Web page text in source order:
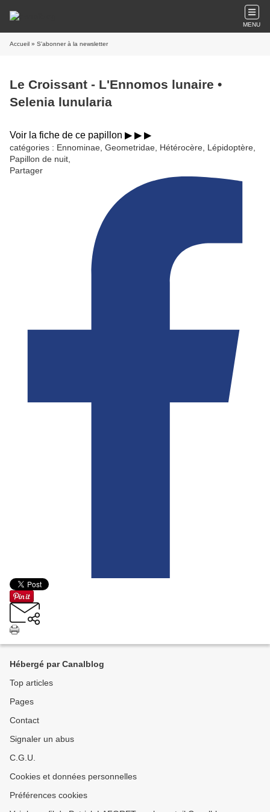
MENU
Accueil » S'abonner à la newsletter
Le Croissant - L'Ennomos lunaire •
Selenia lunularia
Voir la fiche de ce papillon ▶︎ ▶︎ ▶︎
catégories : Ennominae, Geometridae, Hétérocère, Lépidoptère,
Papillon de nuit,
Partager
Hébergé par Canalblog
Top articles
Pages
Contact
Signaler un abus
C.G.U.
Cookies et données personnelles
Préférences cookies